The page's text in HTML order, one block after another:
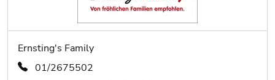
Ernsting's Family
01/2675502